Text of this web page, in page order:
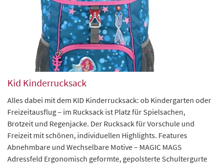
Kid Kinderrucksack
Alles dabei mit dem KID Kinderrucksack: ob Kindergarten oder
Freizeitausflug – im Rucksack ist Platz für Spielsachen,
Brotzeit und Regenjacke. Der Rucksack für Vorschule und
Freizeit mit schönen, individuellen Highlights. Features
Abnehmbare und Wechselbare Motive – MAGIC MAGS
Adressfeld Ergonomisch geformte, gepolsterte Schultergurte